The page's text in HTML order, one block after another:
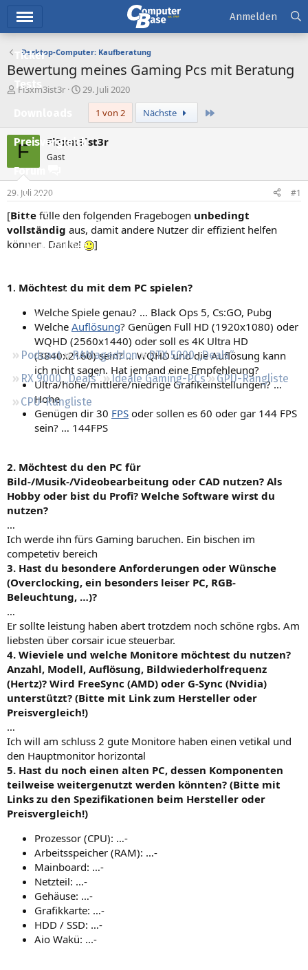
Ticker
Tests
Preisvergleich
Forum
Aktuelles
Empfohlene Inhalte
Neue Beiträge
Leserartikel
Regeln
Podcast RAMageddon
RTX 5000 „Deals“
RX 9000 „Deals“
Ideale Gaming-PCs
GPU-Rangliste
CPU-Rangliste
Anmelden
Desktop-Computer: Kaufberatung
Bewertung meines Gaming Pcs mit Beratung
E
e
e
Fl3xm3ist3r
E
e
m
29. Juli 2020
1 von 2
Nächste
F Fl3xm3ist3r
Gast
29. Juli 2020 #1
[Bitte fülle den folgenden Fragebogen unbedingt
vollständig aus, damit andere Nutzer dir effizient helfen
können. Danke!
]
1. Möchtest du mit dem PC spielen?
Welche Spiele genau? … Black Ops 5, Cs:GO, Pubg
Welche Auflösung? Genügen Full HD (1920x1080) oder
WQHD (2560x1440) oder soll es 4K Ultra HD
(3840x2160) sein? … WQHD und die Auflösung kann
ich nicht sagen. Hat jemand eine Empfehleung?
Ultra/hohe/mittlere/niedrige Grafikeinstellungen? …
Hohe
Genügen dir 30 FPS oder sollen es 60 oder gar 144 FPS
sein? … 144FPS
2. Möchtest du den PC für
Bild-/Musik-/Videobearbeitung oder CAD nutzen? Als
Hobby oder bist du Profi? Welche Software wirst du
nutzen?
…
Ich werde ihn fürs Gaming baruchen. Ein bischen im
competetiv bereich
3. Hast du besondere Anforderungen oder Wünsche
(Overclocking, ein besonders leiser PC, RGB-
Beleuchtung, …)?
…
Er sollte leistung haben abert trotzdem noch schöne rgbs. Am
liebsten über corsair icue steuerbar.
4. Wieviele und welche Monitore möchtest du nutzen?
Anzahl, Modell, Auflösung, Bildwiederholfrequenz
(Hertz)? Wird FreeSync (AMD) oder G-Sync (Nvidia)
unterstützt? (Bitte mit Link zum Hersteller oder
Preisvergleich!)
…
Ich will am schluss 2 gute Monitore haben einen vetikal und
den Hauptmonitor horizontal
5. Hast du noch einen alten PC, dessen Komponenten
teilweise weitergenutzt werden könnten? (Bitte mit
Links zu den Spezifikationen beim Hersteller oder
Preisvergleich!)
Prozessor (CPU): …-
Arbeitsspeicher (RAM): …-
Mainboard: …-
Netzteil: …-
Gehäuse: …-
Grafikkarte: …-
HDD / SSD: …-
Aio Wakü: ...-